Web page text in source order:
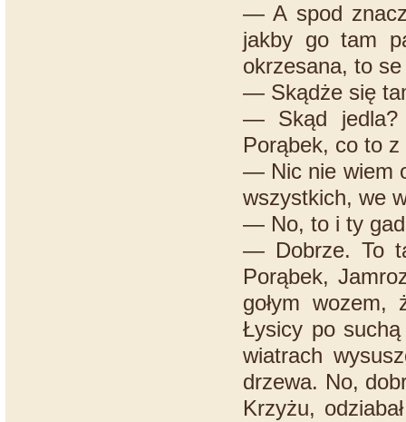
— A spod
jakby go tam
okrzesana, to
— Skądże się
— Skąd jedla?
Porąbek, co to z
— Nic nie wiem
wszystkich, we
— No, to i ty
— Dobrze. To
Porąbek,
gołym
Łysicy po
wiatrach
drzewa. No,
Krzyżu,